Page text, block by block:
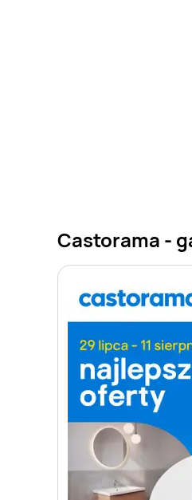
Castorama -